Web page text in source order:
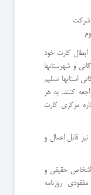
شركت
ابطال کارت خود
و شهرستانها
استانها تسلیم
كنند. به هر
مركزی کارت
قابل اعمال و
اشخاص حقیقی و
روزنامه